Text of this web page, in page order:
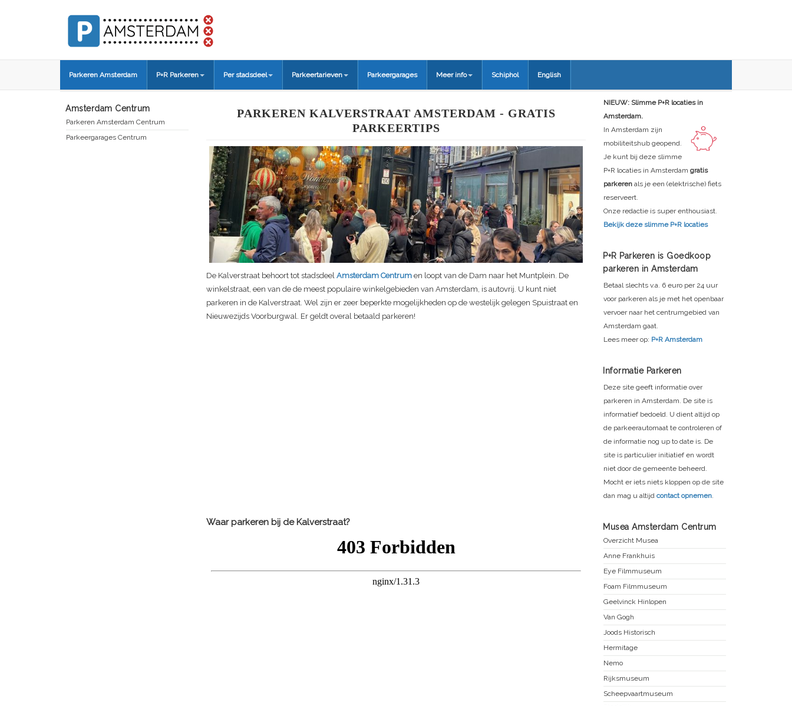
Parkeren Amsterdam P+R Parkeren Per stadsdeel Parkeertarieven Parkeergarages Meer info Schiphol English
PARKEREN KALVERSTRAAT AMSTERDAM - GRATIS
PARKEERTIPS
De Kalverstraat behoort tot stadsdeel Amsterdam Centrum en loopt van de Dam naar het Muntplein. De
winkelstraat, een van de de meest populaire winkelgebieden van Amsterdam, is autovrij. U kunt niet
parkeren in de Kalverstraat. Wel zijn er zeer beperkte mogelijkheden op de westelijk gelegen Spuistraat en
Nieuwezijds Voorburgwal. Er geldt overal betaald parkeren!
Waar parkeren bij de Kalverstraat?
Amsterdam Centrum
Parkeren Amsterdam Centrum
Parkeergarages Centrum
NIEUW: Slimme P+R locaties in
Amsterdam.
In Amsterdam zijn
mobiliteitshub geopend.
Je kunt bij deze slimme
P+R locaties in Amsterdam gratis
parkeren als je een (elektrische) fiets
reserveert.
Onze redactie is super enthousiast.
Bekijk deze slimme P+R locaties
P+R Parkeren is Goedkoop
parkeren in Amsterdam
Betaal slechts v.a. 6 euro per 24 uur
voor parkeren als je met het openbaar
vervoer naar het centrumgebied van
Amsterdam gaat.
Lees meer op: P+R Amsterdam
Informatie Parkeren
Deze site geeft informatie over
parkeren in Amsterdam. De site is
informatief bedoeld. U dient altijd op
de parkeerautomaat te controleren of
de informatie nog up to date is. De
site is particulier initiatief en wordt
niet door de gemeente beheerd.
Mocht er iets niets kloppen op de site
dan mag u altijd contact opnemen.
Musea Amsterdam Centrum
Overzicht Musea
Anne Frankhuis
Eye Filmmuseum
Foam Filmmuseum
Geelvinck Hinlopen
Van Gogh
Joods Historisch
Hermitage
Nemo
Rijksmuseum
Scheepvaartmuseum